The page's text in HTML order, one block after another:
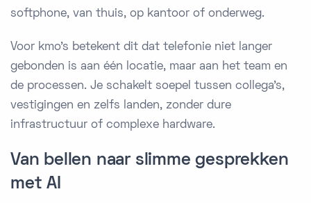
softphone, van thuis, op kantoor of onderweg.
Voor kmo's betekent dit dat telefonie niet langer
gebonden is aan één locatie, maar aan het team en
de processen. Je schakelt soepel tussen collega's,
vestigingen en zelfs landen, zonder dure
infrastructuur of complexe hardware.
Van bellen naar slimme gesprekken
met AI